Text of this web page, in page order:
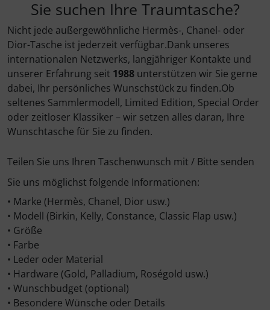
Sie suchen Ihre Traumtasche?
Nicht jede außergewöhnliche Hermès-, Chanel- oder
Dior-Tasche ist jederzeit verfügbar.Dank unseres
internationalen Netzwerks, langjähriger Kontakte und
unserer Erfahrung seit 1988 unterstützen wir Sie gerne
dabei, Ihr persönliches Wunschstück zu finden.Ob
seltenes Sammlermodell, Limited Edition, Special Order
oder zeitloser Klassiker – wir setzen alles daran, Ihre
Wunschtasche für Sie zu finden.
Teilen Sie uns Ihren Taschenwunsch mit / Bitte senden
Sie uns möglichst folgende Informationen:
• Marke (Hermès, Chanel, Dior usw.)
• Modell (Birkin, Kelly, Constance, Classic Flap usw.)
• Größe
• Farbe
• Leder oder Material
• Hardware (Gold, Palladium, Roségold usw.)
• Wunschbudget (optional)
• Besondere Wünsche oder Details